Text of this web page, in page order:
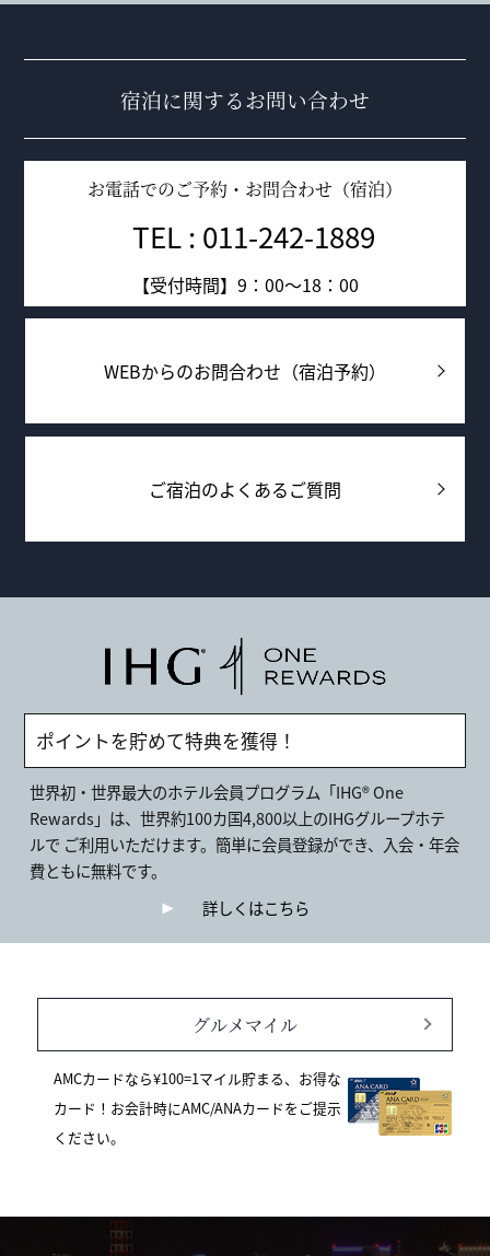
宿泊に関するお問い合わせ
お電話でのご予約・お問合わせ（宿泊）
TEL : 011-242-1889
【受付時間】9：00～18：00
WEBからのお問合わせ（宿泊予約）
ご宿泊のよくあるご質問
ポイントを貯めて特典を獲得！
世界初・世界最大のホテル会員プログラム「IHG® One
Rewards」は、世界約100カ国4,800以上のIHGグループホテ
ルで ご利用いただけます。簡単に会員登録ができ、入会・年会
費ともに無料です。
詳しくはこちら
グルメマイル
AMCカードなら¥100=1マイル貯まる、お得な
カード！お会計時にAMC/ANAカードをご提示
ください。